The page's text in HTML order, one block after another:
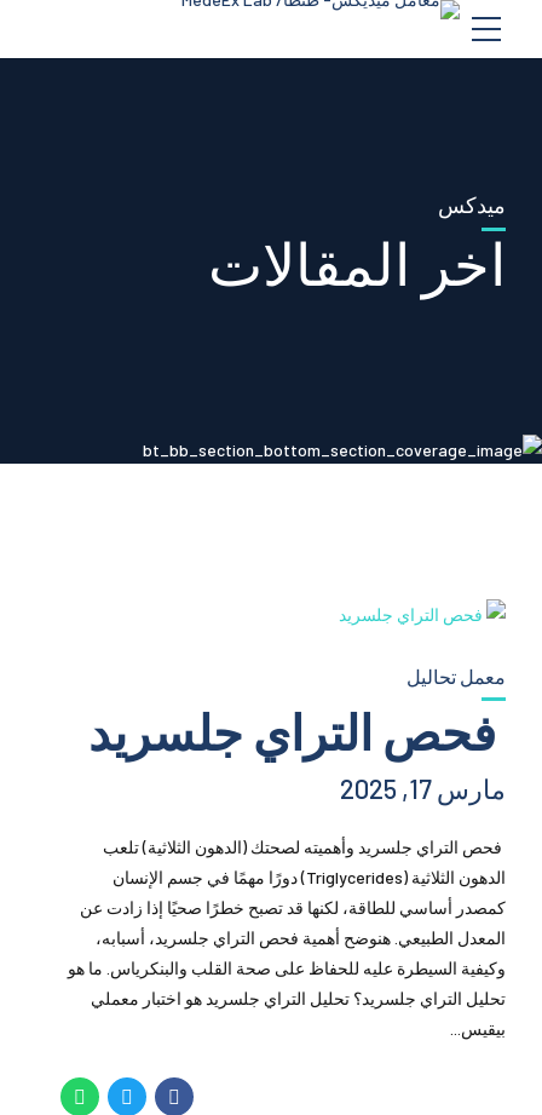
ميدكس
اخر المقالات
معمل تحاليل
فحص التراي جلسريد
مارس 17, 2025
فحص التراي جلسريد وأهميته لصحتك (الدهون الثلاثية) تلعب
الدهون الثلاثية (Triglycerides) دورًا مهمًا في جسم الإنسان
كمصدر أساسي للطاقة، لكنها قد تصبح خطرًا صحيًا إذا زادت عن
المعدل الطبيعي. هنوضح أهمية فحص التراي جلسريد، أسبابه،
وكيفية السيطرة عليه للحفاظ على صحة القلب والبنكرياس. ما هو
تحليل التراي جلسريد؟ تحليل التراي جلسريد هو اختبار معملي
بيقيس...